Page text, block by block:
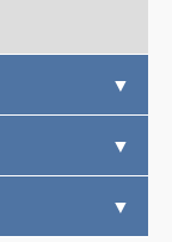
▼
▼
▼